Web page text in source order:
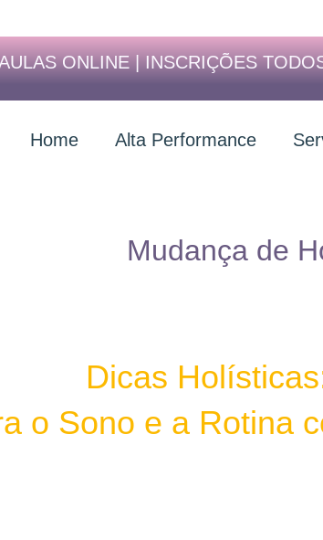
ONLINE | INSCRIÇÕES
Home Alta Performance
Mudança de
Dicas
o Sono e a Rotina